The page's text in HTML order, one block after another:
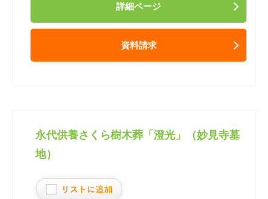
詳細ページ
資料請求
永代供養さくら樹木葬「澄光」（妙見寺墓
地）